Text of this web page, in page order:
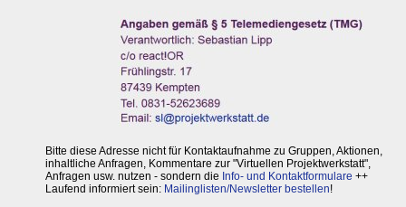
Bitte diese Adresse nicht für Kontaktaufnahme zu Gruppen, Aktionen,
inhaltliche Anfragen, Kommentare zur "Virtuellen Projektwerkstatt",
Anfragen usw. nutzen - sondern die Info- und Kontaktformulare ++
Laufend informiert sein: Mailinglisten/Newsletter bestellen!